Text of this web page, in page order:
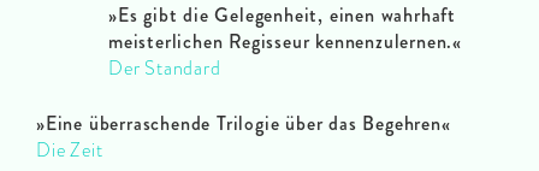
»Es gibt die Gelegenheit, einen wahrhaft
meisterlichen Regisseur kennenzulernen.«
Der Standard
»Eine überraschende Trilogie über das Begehren«
Die Zeit